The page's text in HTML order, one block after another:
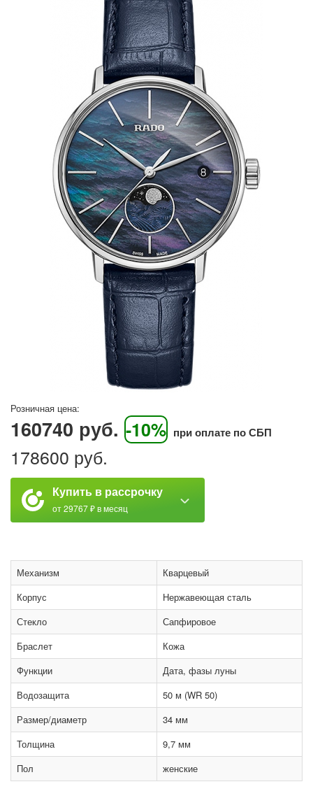
Розничная цена:
160740 руб. -10% при оплате по СБП
178600 руб.
Купить в рассрочку
от 29767 ₽ в месяц
Механизм
Кварцевый
Корпус
Нержавеющая сталь
Стекло
Сапфировое
Браслет
Кожа
Функции
Дата, фазы луны
Водозащита
50 м (WR 50)
Размер/диаметр
34 мм
Толщина
9,7 мм
Пол
женские